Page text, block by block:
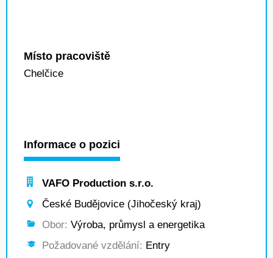
Místo pracoviště
Chelčice
Informace o pozici
VAFO Production s.r.o.
České Budějovice (Jihočeský kraj)
Obor: Výroba, průmysl a energetika
Požadované vzdělání: Entry